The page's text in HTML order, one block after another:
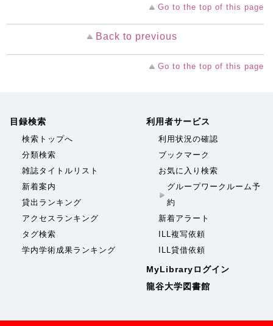
Go to the top of this page
Back to previous
Go to the top of this page
目録検索
検索トップへ
分類検索
雑誌タイトルリスト
新着案内
貸出ランキング
アクセスランキング
タグ検索
学内学術成果ランキング
利用者サービス
利用状況の確認
ブックマーク
お気に入り検索
グループワークルーム予
約
新着アラート
ILL複写依頼
ILL貸借依頼
MyLibraryログイン
龍谷大学図書館